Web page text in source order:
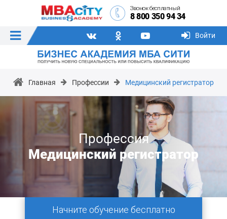
Звонок бесплатный
8 800 350 94 34
Войти
Главная Профессии Медицинский регистратор
Профессия
Медицинский регистратор
Начните обучение бесплатно